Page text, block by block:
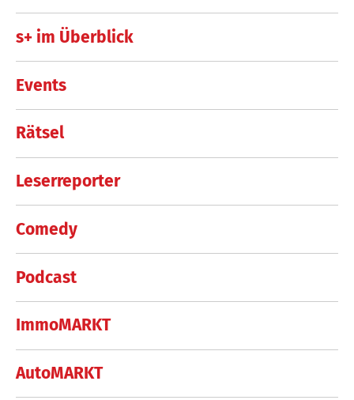
s+ im Überblick
Events
Rätsel
Leserreporter
Comedy
Podcast
ImmoMARKT
AutoMARKT